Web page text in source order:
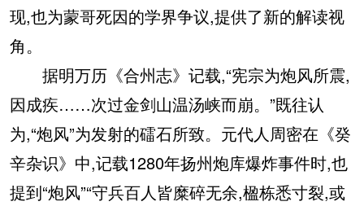
现,也为蒙哥死因的学界争议,提供了新的解读视
角。
据明万历《合州志》记载,“宪宗为炮风所震,
因成疾……次过金剑山温汤峡而崩。”既往认
为,“炮风”为发射的礌石所致。元代人周密在《癸
辛杂识》中,记载1280年扬州炮库爆炸事件时,也
提到“炮风”“守兵百人皆糜碎无余,楹栋悉寸裂,或